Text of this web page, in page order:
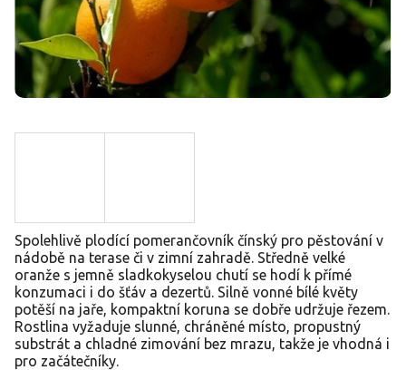
Spolehlivě plodící pomerančovník čínský pro pěstování v
nádobě na terase či v zimní zahradě. Středně velké
oranže s jemně sladkokyselou chutí se hodí k přímé
konzumaci i do šťáv a dezertů. Silně vonné bílé květy
potěší na jaře, kompaktní koruna se dobře udržuje řezem.
Rostlina vyžaduje slunné, chráněné místo, propustný
substrát a chladné zimování bez mrazu, takže je vhodná i
pro začátečníky.